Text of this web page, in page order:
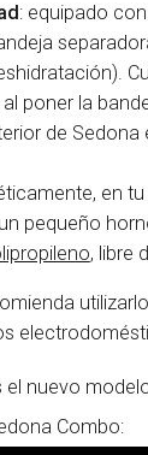
: equipado
al poner la
de
en
pequeño
, libre
el nuevo
Combo: